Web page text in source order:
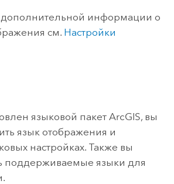
информации о
см. Настройки
языковой пакет ArcGIS, вы
язык отображения и
настройках. Также вы
поддерживаемые языки для